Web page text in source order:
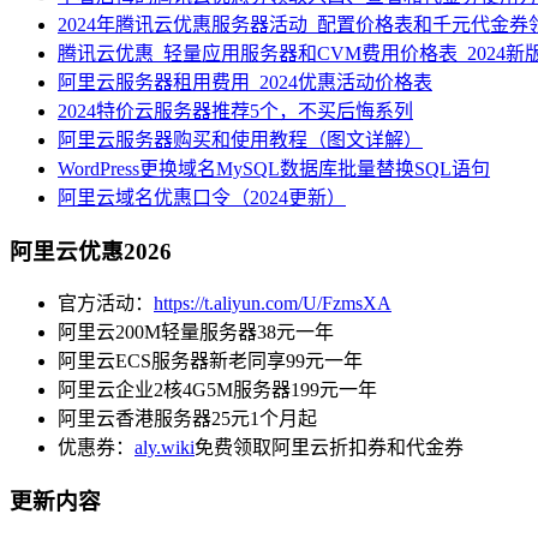
2024年腾讯云优惠服务器活动_配置价格表和千元代金券
腾讯云优惠_轻量应用服务器和CVM费用价格表_2024新
阿里云服务器租用费用_2024优惠活动价格表
2024特价云服务器推荐5个，不买后悔系列
阿里云服务器购买和使用教程（图文详解）
WordPress更换域名MySQL数据库批量替换SQL语句
阿里云域名优惠口令（2024更新）
阿里云优惠2026
官方活动： https://t.aliyun.com/U/FzmsXA
阿里云200M轻量服务器38元一年
阿里云ECS服务器新老同享99元一年
阿里云企业2核4G5M服务器199元一年
阿里云香港服务器25元1个月起
优惠券： aly.wiki免费领取阿里云折扣券和代金券
更新内容